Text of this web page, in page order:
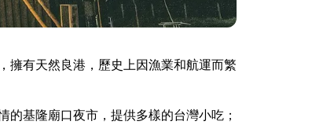
擁有天然良港，歷史上因漁業和航運而繁
基隆廟口夜市，提供多樣的台灣小吃；